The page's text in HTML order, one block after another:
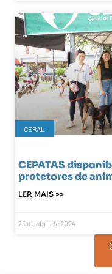
GERAL
CEPATAS
protetores de
LER MAIS >>
25 de abril de 2024